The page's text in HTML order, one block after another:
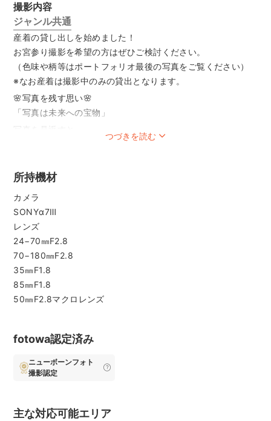
撮影内容
ジャンル共通
産着の貸し出しを始めました！
お宮参り撮影を希望の方はぜひご検討ください。
（色味や柄等はポートフォリオ最後の写真をご覧ください）
※なお産着は撮影中のみの貸出となります。
🌸写真を残す思い🌸
「写真は未来への宝物」
写真を見返すと
その時の時間が蘇ってくることってありませんか？
小さい頃の七五三や入園、入学式、
そして母になった今、我が子との何気ない日々の写真や
お出かけした時の写真。
見返すとその時の時間が蘇ってきたり、
そんなお写真をお届けできるよう、
みなさまの大切な記念日に寄り添えるような
カメラマンを目指して日々精進中です
*
ご予約前にぜひ一度【質問する】よりメッセージにて
お問い合わせいただけますと幸いです。
い）
つづきを読む
所持機材
カメラ
SONYα7Ⅲ
レンズ
24−70㎜F2.8
70−180㎜F2.8
35㎜F1.8
85㎜F1.8
50㎜F2.8マクロレンズ
fotowa認定済み
ニューボーンフォト
撮影認定
主な対応可能エリア